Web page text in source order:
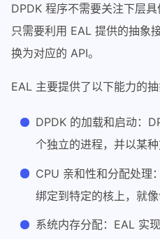
DPDK 程序不需要关注下层
只需要利用 EAL 提供的抽象
换为对应的 API。
EAL 主要提供了以下能力的抽
DPDK 的加载和启动：
个独立的进程，并以某
CPU 亲和性和分配处理
绑定到特定的核上，就
系统内存分配：EAL 实